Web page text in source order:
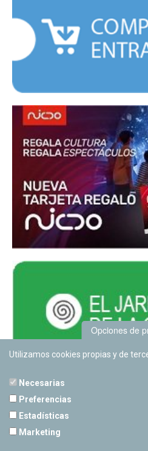
Opciones de
Utilizamos cookies propias y de
Necesarias
Preferencias
Estadísticas
Marketing